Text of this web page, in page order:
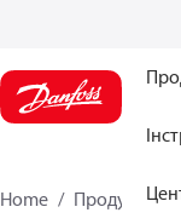
Home Продукція